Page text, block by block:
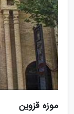
موزه قزوین